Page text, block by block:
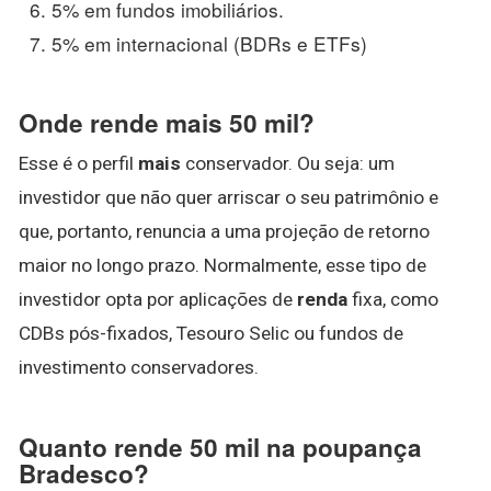
5% em fundos imobiliários.
5% em internacional (BDRs e ETFs)
Onde rende mais 50 mil?
Esse é o perfil mais conservador. Ou seja: um
investidor que não quer arriscar o seu patrimônio e
que, portanto, renuncia a uma projeção de retorno
maior no longo prazo. Normalmente, esse tipo de
investidor opta por aplicações de renda fixa, como
CDBs pós-fixados, Tesouro Selic ou fundos de
investimento conservadores.
Quanto rende 50 mil na poupança
Bradesco?